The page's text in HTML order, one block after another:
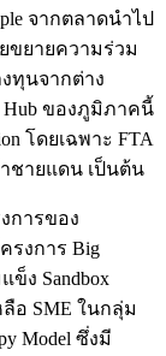
จากตลาดนำไป
ขยายความร่วม
ทุนจากต่าง
Hub ของภูมิภาคนี้
โดยเฉพาะ FTA
าชายแดน เป็นต้น
งการของ
รงการ Big
ข็ง Sandbox
อ SME ในกลุ่ม
Model ซึ่งมี